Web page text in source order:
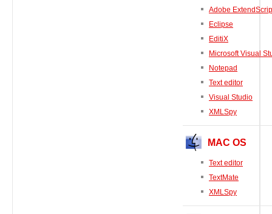
Adobe
Eclipse
EditiX
Microsoft Visual
Notepad
Text editor
Visual Studio
XMLSpy
MAC OS
Text editor
TextMate
XMLSpy